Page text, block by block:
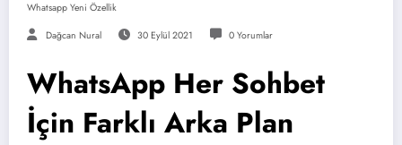
Whatsapp Yeni Özellik
Dağcan Nural 30 Eylül 2021 0 Yorumlar
WhatsApp Her Sohbet
İçin Farklı Arka Plan